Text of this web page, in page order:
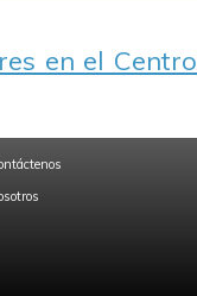
en el